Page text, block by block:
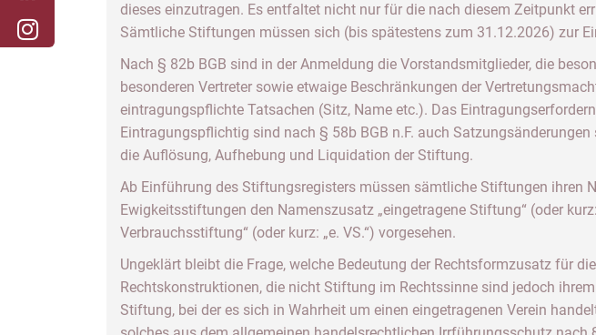
dieses einzutragen. Es entfaltet nicht nur für die nach diesem Zeitpunkt
Sämtliche Stiftungen müssen sich (bis spätestens zum 31.12.2026) zur
Nach § 82b BGB sind in der Anmeldung die Vorstandsmitglieder, die
besonderen Vertreter sowie etwaige Beschränkungen der
eintragungspflichte Tatsachen (Sitz, Name etc.). Das
Eintragungspflichtig sind nach § 58b BGB n.F. auch
die Auflösung, Aufhebung und Liquidation der Stiftung.
Ab Einführung des Stiftungsregisters müssen sämtliche Stiftungen ihren
Ewigkeitsstiftungen den Namenszusatz „eingetragene Stiftung“ (oder
Verbrauchsstiftung“ (oder kurz: „e. VS.“) vorgesehen.
Ungeklärt bleibt die Frage, welche Bedeutung der Rechtsformzusatz für
Rechtskonstruktionen, die nicht Stiftung im Rechtssinne sind jedoch
Stiftung, bei der es sich in Wahrheit um einen eingetragenen Verein